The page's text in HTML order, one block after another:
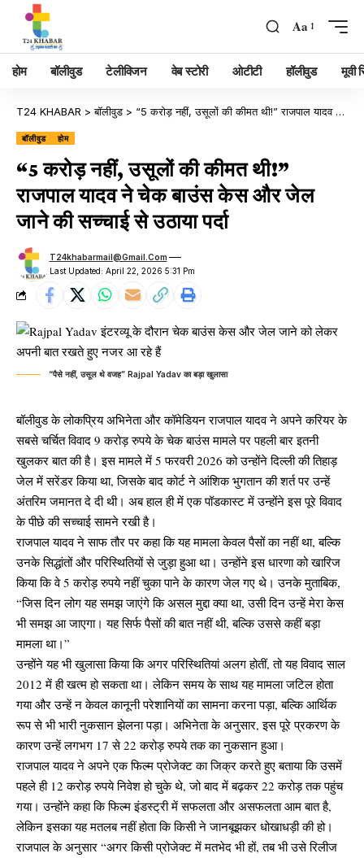
Aa
होम बॉलीवुड टेलीविजन वेब स्टोरी ओटीटी हॉलीवुड मूवी
T24 KHABAR >बॉलीवुड > “5 करोड़ नहीं, उसूलों की कीमत थी!” राजपाल यादव ने चेक बाउंस केस और जेल जाने की सच्चाई से उठाया पर्दा
बॉलीवुड होम
“5 करोड़ नहीं, उसूलों की कीमत थी!”
राजपाल यादव ने चेक बाउंस केस और जेल
जाने की सच्चाई से उठाया पर्दा
Last Updated: April 22, 2026 5:31 Pm
T24khabarmail@gmail.com
“पैसे नहीं, उसूल थे वजह” Rajpal Yadav का बड़ा खुलासा
बॉलीवुड के लोकप्रिय अभिनेता और कॉमेडियन राजपाल यादव ने अपने करियर के
सबसे चर्चित विवाद 9 करोड़ रुपये के चेक बाउंस मामले पर पहली बार इतनी
खुलकर बात की है। इस मामले में 5 फरवरी 2026 को उन्होंने दिल्ली की तिहाड़
जेल में सरेंडर किया था, जिसके बाद कोर्ट ने आंशिक भुगतान की शर्त पर उन्हें
अंतरिम जमानत दे दी थी। अब हाल ही में एक पॉडकास्ट में उन्होंने इस पूरे विवाद
के पीछे की सच्चाई सामने रखी है।
राजपाल यादव ने साफ तौर पर कहा कि यह मामला केवल पैसों का नहीं था, बल्कि
उनके सिद्धांतों और परिस्थितियों से जुड़ा हुआ था। उन्होंने इस धारणा को खारिज
किया कि वे 5 करोड़ रुपये नहीं चुका पाने के कारण जेल गए थे। उनके मुताबिक,
“जिस दिन लोग यह समझ जाएंगे कि असल मुद्दा क्या था, उसी दिन उन्हें मेरा केस
भी समझ आ जाएगा। यह सिर्फ पैसों की बात नहीं थी, बल्कि उससे कहीं बड़ा
मामला था।”
उन्होंने यह भी खुलासा किया कि अगर परिस्थितियां अलग होतीं, तो यह विवाद साल
2012 में ही खत्म हो सकता था। लेकिन समय के साथ यह मामला जटिल होता
गया और उन्हें न केवल कानूनी परेशानियों का सामना करना पड़ा, बल्कि आर्थिक
रूप से भी भारी नुकसान झेलना पड़ा। अभिनेता के अनुसार, इस पूरे प्रकरण के
कारण उन्हें लगभग 17 से 22 करोड़ रुपये तक का नुकसान हुआ।
राजपाल यादव ने अपने एक फिल्म प्रोजेक्ट का जिक्र करते हुए बताया कि उसमें
पहले ही 12 करोड़ रुपये निवेश हो चुके थे, जो बाद में बढ़कर 22 करोड़ तक पहुंच
गया। उन्होंने कहा कि फिल्म इंडस्ट्री में सफलता और असफलता आम बात है,
लेकिन इसका यह मतलब नहीं होता कि किसी ने जानबूझकर धोखाधड़ी की हो।
राजपाल के अनुसार “अगर किसी प्रोजेक्ट में मतभेद भी हों, तब भी उसे रिलीज